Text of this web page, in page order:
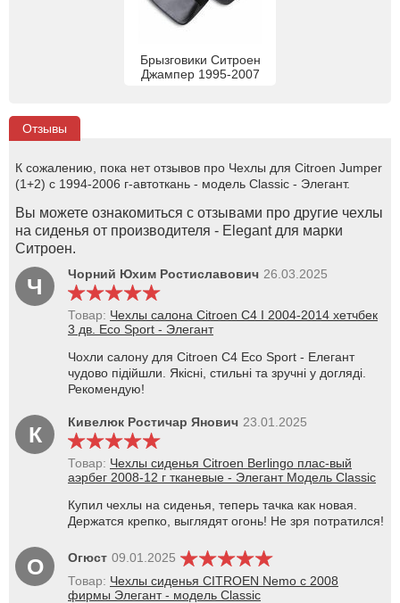
Брызговики Ситроен
Джампер 1995-2007
Отзывы
К сожалению, пока нет отзывов про Чехлы для Citroen Jumper
(1+2) с 1994-2006 г-автоткань - модель Classic - Элегант.
Вы можете ознакомиться с отзывами про другие чехлы
на сиденья от производителя - Elegant для марки
Ситроен.
Ч Чорний Юхим Ростиславович 26.03.2025
Товар: Чехлы салона Citroen C4 I 2004-2014 хетчбек
3 дв. Eco Sport - Элегант
Чохли салону для Citroen C4 Eco Sport - Елегант
чудово підійшли. Якісні, стильні та зручні у догляді.
Рекомендую!
К Кивелюк Ростичар Янович 23.01.2025
Товар: Чехлы сиденья Citroen Berlingo плас-вый
аэрбег 2008-12 г тканевые - Элегант Модель Classic
Купил чехлы на сиденья, теперь тачка как новая.
Держатся крепко, выглядят огонь! Не зря потратился!
О Огюст 09.01.2025
Товар: Чехлы сиденья CITROEN Nemo c 2008
фирмы Элегант - модель Classic